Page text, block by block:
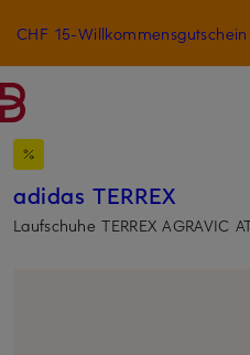
ZUM HAUPTINHALT ÜBERSPRINGEN
CHF 15-
adidas TERREX
Laufschuhe TERREX AGRAVIC